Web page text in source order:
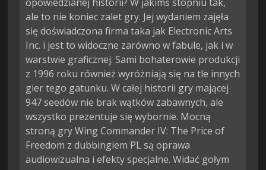
ale to nie koniec zalet gry. Jej wydaniem zajęła
się doświadczona firma taka jak Electronic Arts
Inc. i jest to widoczne zarówno w fabule, jak i w
warstwie graficznej. Sami bohaterowie produkcji
z 1996 roku również wyróżniają się na tle innych
gier tego gatunku. W całej historii gry mającej
947 seedów nie brak wątków zabawnych, ale
wszystko prezentuje się wybornie. Mocną
stroną gry Wing Commander IV: The Price of
Freedom z dubbingiem PL są oprawa
audiowizualna i efekty specjalne. Widać gołym